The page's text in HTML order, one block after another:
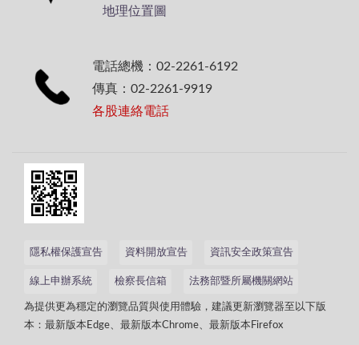
地理位置圖
電話總機：02-2261-6192
傳真：02-2261-9919
各股連絡電話
隱私權保護宣告 資料開放宣告 資訊安全政策宣告
線上申辦系統 檢察長信箱 法務部暨所屬機關網站
為提供更為穩定的瀏覽品質與使用體驗，建議更新瀏覽器至以下版
本：最新版本Edge、最新版本Chrome、最新版本Firefox